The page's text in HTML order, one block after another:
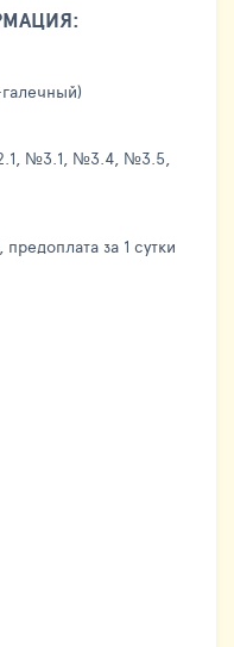
№3.1, №3.4, №3.5,
за 1 сутки